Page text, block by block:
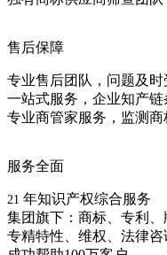
售后保障
专业售后团队，问题及时
一站式服务，企业知产
专业商管家服务，监测
服务全面
21 年知识产权综合服务
集团旗下：商标、专利
专精特性、维权、法律